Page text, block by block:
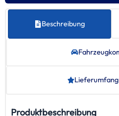
Beschreibung
Produktbeschreibung